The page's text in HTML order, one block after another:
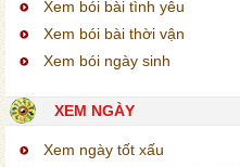
Xem bói bài tình yêu
Xem bói bài thời vận
Xem bói ngày sinh
XEM NGÀY
Xem ngày tốt xấu